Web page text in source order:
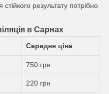
результату потрібно
в Сарнах
Середня ціна
750 грн
220 грн